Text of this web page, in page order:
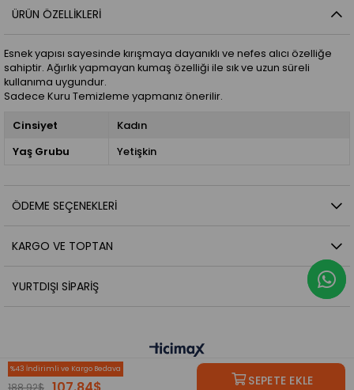
ÜRÜN ÖZELLIKLERI
Esnek yapısı sayesinde kırışmaya dayanıklı ve nefes alıcı özelliğe
sahiptir. Ağırlık yapmayan kumaş özelliği ile sık ve uzun süreli
kullanıma uygundur.
Sadece Kuru Temizleme yapmanız önerilir.
Cinsiyet
Kadın
Yaş Grubu
Yetişkin
ÖDEME SEÇENEKLERI
KARGO VE TOPTAN
YURTDIŞI SIPARIŞ
43
188.92$